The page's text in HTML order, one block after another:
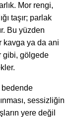
Mor rengi,
taşır; parlak
Bu yüzden
kavga ya da ani
gibi, gölgede
bedende
sessizliğin
yere değil